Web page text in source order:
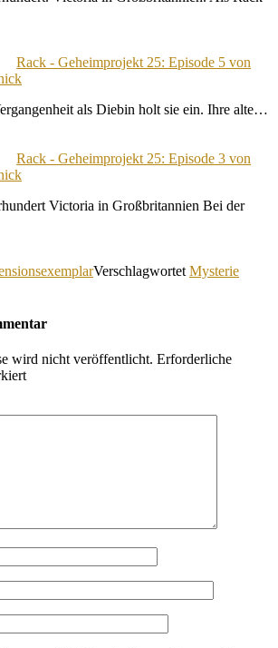
Rack - Geheimprojekt 25: Episode 5 von
als Diebin holt sie ein. Ihre alte…
Rack - Geheimprojekt 25: Episode 3 von
Victoria in Großbritannien Bei der
Verschlagwortet Mysterie
wird nicht veröffentlicht. Erforderliche